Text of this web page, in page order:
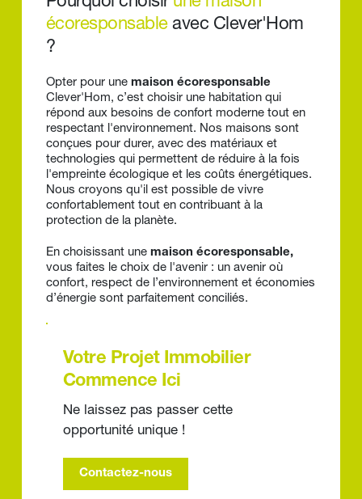
écoresponsable avec Clever'Hom
?
Opter pour une maison écoresponsable
Clever'Hom, c’est choisir une habitation qui
répond aux besoins de confort moderne tout en
respectant l'environnement. Nos maisons sont
conçues pour durer, avec des matériaux et
technologies qui permettent de réduire à la fois
l'empreinte écologique et les coûts énergétiques.
Nous croyons qu'il est possible de vivre
confortablement tout en contribuant à la
protection de la planète.
En choisissant une maison écoresponsable,
vous faites le choix de l'avenir : un avenir où
confort, respect de l’environnement et économies
d’énergie sont parfaitement conciliés.
Votre Projet Immobilier
Commence Ici
Ne laissez pas passer cette
opportunité unique !
Contactez-nous